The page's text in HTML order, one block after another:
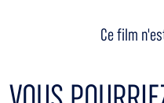
Ce film